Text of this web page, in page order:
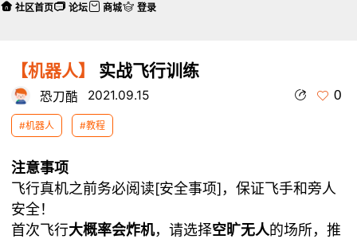
【机器人】 实战飞行训练
恐刀酷 2021.09.15 0
#机器人 #教程
注意事项
飞行真机之前务必阅读[安全事项]，保证飞手和旁人
安全！
首次飞行大概率会炸机，请选择空旷无人的场所，推
社区首页 论坛 商城 登录